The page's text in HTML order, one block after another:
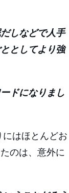
しなどで人手
としてより強
ドになりまし
はほとんどお
のは、意外に